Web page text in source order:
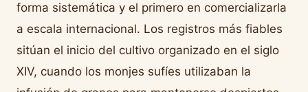
forma sistemática y el primero en comercializarla
a escala internacional. Los registros más fiables
sitúan el inicio del cultivo organizado en el siglo
XIV, cuando los monjes sufíes utilizaban la